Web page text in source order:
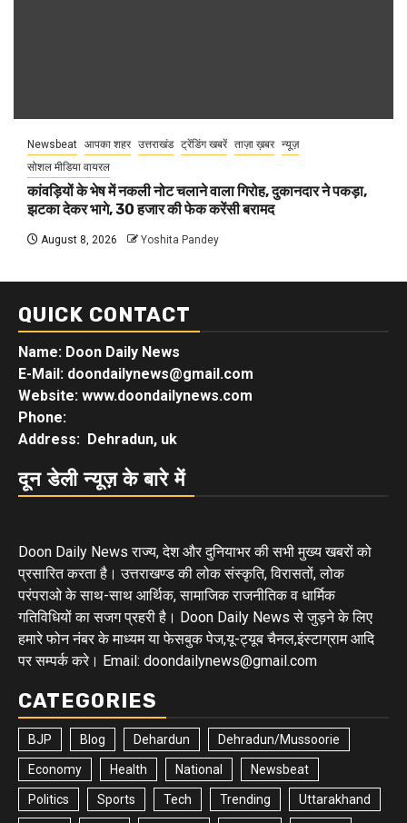
Newsbeat आपका शहर उत्तराखंड ट्रेंडिंग खबरें ताज़ा ख़बर न्यूज़
सोशल मीडिया वायरल
कांवड़ियों के भेष में नकली नोट चलाने वाला गिरोह, दुकानदार ने पकड़ा,
झटका देकर भागे, 30 हजार की फेक करेंसी बरामद
August 8, 2026 Yoshita Pandey
QUICK CONTACT
Name: Doon Daily News
E-Mail: doondailynews@gmail.com
Website: www.doondailynews.com
Phone:
Address: Dehradun, uk
दून डेली न्यूज़ के बारे में
Doon Daily News राज्य, देश और दुनियाभर की सभी मुख्य खबरों को
प्रसारित करता है। उत्तराखण्ड की लोक संस्कृति, विरासतों, लोक
परंपराओ के साथ-साथ आर्थिक, सामाजिक राजनीतिक व धार्मिक
गतिविधियों का सजग प्रहरी है। Doon Daily News से जुड़ने के लिए
हमारे फोन नंबर के माध्यम या फेसबुक पेज,यू-ट्यूब चैनल,इंस्टाग्राम आदि
पर सम्पर्क करे। Email: doondailynews@gmail.com
CATEGORIES
BJP Blog Dehardun Dehradun/Mussoorie
Economy Health National Newsbeat
Politics Sports Tech Trending Uttarakhand